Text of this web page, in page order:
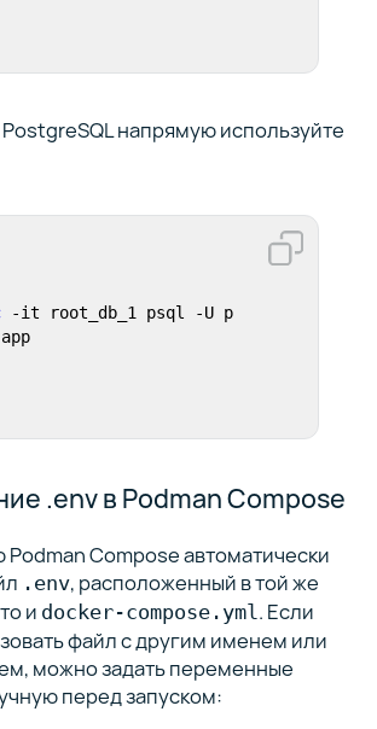
напрямую используйте
-it root_db_1 psql -U p
.env в Podman Compose
Compose автоматически
.env, расположенный в той же
и docker-compose.yml . Если
файл с другим именем или
можно задать переменные
перед запуском: